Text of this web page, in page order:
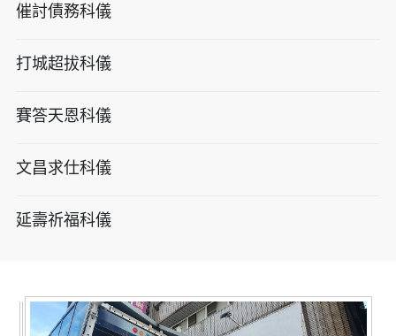
催討債務科儀
打城超拔科儀
賽答天恩科儀
文昌求仕科儀
延壽祈福科儀